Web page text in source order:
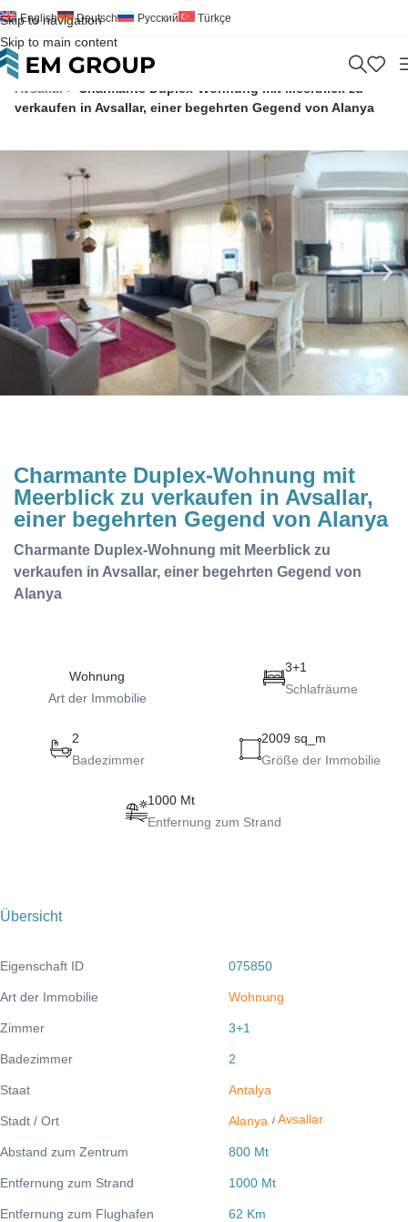
Skip to navigation
Skip to main content
English Deutsch Русский Türkçe
Home> Wohnung> Zu Verkaufen
>
Avsallar > Charmante Duplex-Wohnung mit Meerblick zu
verkaufen in Avsallar, einer begehrten Gegend von Alanya
Charmante Duplex-Wohnung mit
Meerblick zu verkaufen in Avsallar,
einer begehrten Gegend von Alanya
Charmante Duplex-Wohnung mit Meerblick zu
verkaufen in Avsallar, einer begehrten Gegend von
Alanya
Wohnung
Art der Immobilie
3+1
Schlafräume
2
Badezimmer
2009 sq_m
Größe der Immobilie
1000 Mt
Entfernung zum Strand
Übersicht
Eigenschaft ID 075850
Art der Immobilie Wohnung
Zimmer 3+1
Badezimmer 2
Staat Antalya
Stadt / Ort Alanya /Avsallar
Abstand zum Zentrum 800 Mt
Entfernung zum Strand 1000 Mt
Entfernung zum Flughafen 62 Km